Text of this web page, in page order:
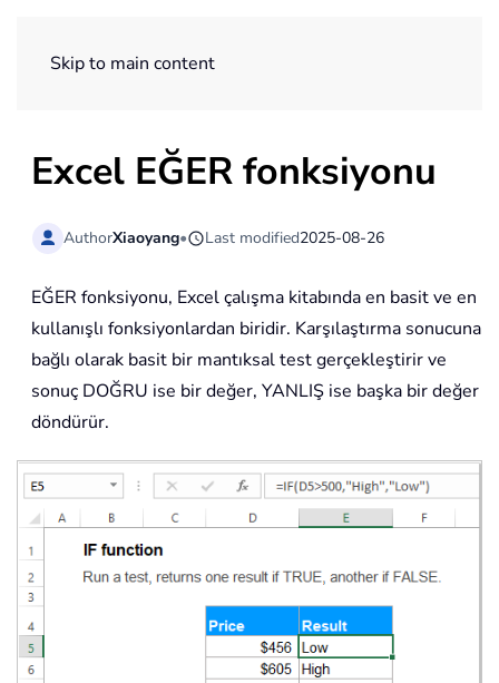
Skip to main content
Excel EĞER fonksiyonu
AuthorXiaoyang• Last modified2025-08-26
EĞER fonksiyonu, Excel çalışma kitabında en basit ve en
kullanışlı fonksiyonlardan biridir. Karşılaştırma sonucuna
bağlı olarak basit bir mantıksal test gerçekleştirir ve
sonuç DOĞRU ise bir değer, YANLIŞ ise başka bir değer
döndürür.